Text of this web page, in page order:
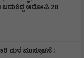
ಬದುಕಿದ್ದ ಆರೋಪಿ 28
ಮಳೆ ಮುನ್ಸೂಚನೆ ;